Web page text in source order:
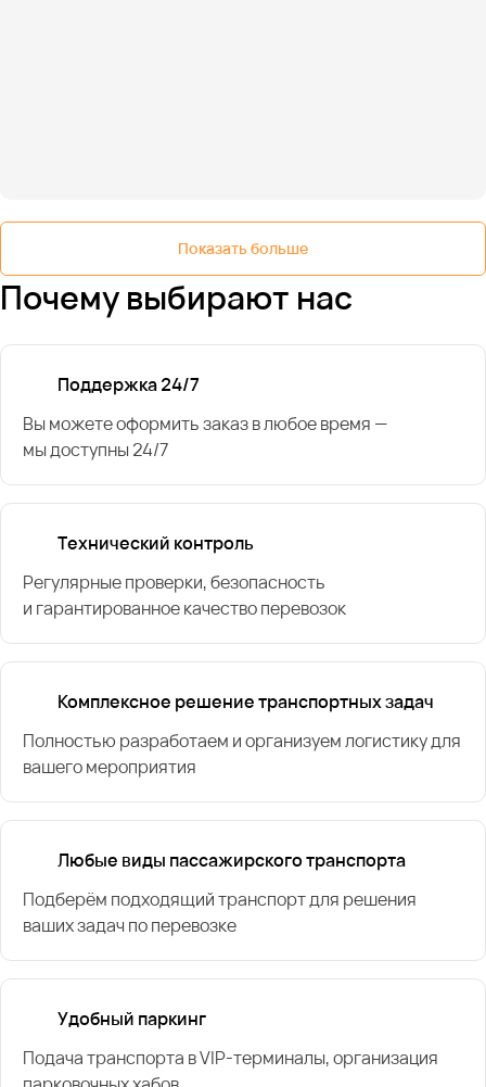
Показать больше
Почему выбирают нас
Поддержка 24/7
Вы можете оформить заказ в любое время —
мы доступны 24/7
Технический контроль
Регулярные проверки, безопасность
и гарантированное качество перевозок
Комплексное решение транспортных задач
Полностью разработаем и организуем логистику для
вашего мероприятия
Любые виды пассажирского транспорта
Подберём подходящий транспорт для решения
ваших задач по перевозке
Удобный паркинг
Подача транспорта в VIP-терминалы, организация